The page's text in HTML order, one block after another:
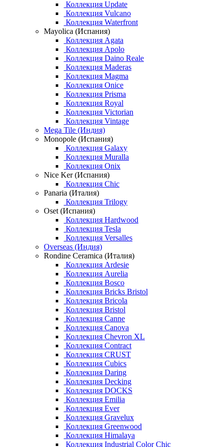
Коллекция Update
Коллекция Vulcano
Коллекция Waterfront
Mayolica (Испания)
Коллекция Agata
Коллекция Apolo
Коллекция Daino Reale
Коллекция Maderas
Коллекция Magma
Коллекция Onice
Коллекция Prisma
Коллекция Royal
Коллекция Victorian
Коллекция Vintage
Mega Tile (Индия)
Monopole (Испания)
Коллекция Galaxy
Коллекция Muralla
Коллекция Onix
Nice Ker (Испания)
Коллекция Chic
Panaria (Италия)
Коллекция Trilogy
Oset (Испания)
Коллекция Hardwood
Коллекция Tesla
Коллекция Versalles
Overseas (Индия)
Rondine Ceramica (Италия)
Коллекция Ardesie
Коллекция Aurelia
Коллекция Bosco
Коллекция Bricks Bristol
Коллекция Bricola
Коллекция Bristol
Коллекция Canne
Коллекция Canova
Коллекция Chevron XL
Коллекция Contract
Коллекция CRUST
Коллекция Cubics
Коллекция Daring
Коллекция Decking
Коллекция DOCKS
Коллекция Emilia
Коллекция Ever
Коллекция Gravelux
Коллекция Greenwood
Коллекция Himalaya
Коллекция Industrial Color Chic